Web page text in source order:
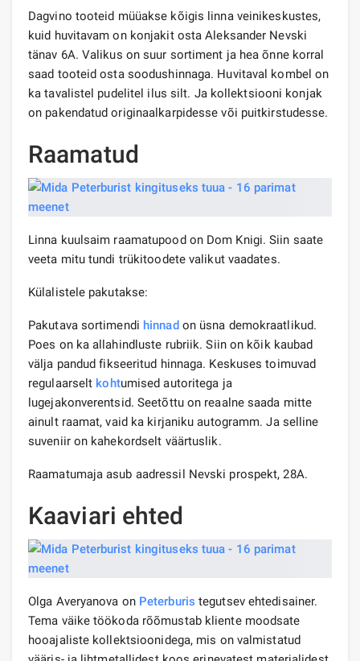
Dagvino tooteid müüakse kõigis linna veinikeskustes,
kuid huvitavam on konjakit osta Aleksander Nevski
tänav 6A. Valikus on suur sortiment ja hea õnne korral
saad tooteid osta soodushinnaga. Huvitaval kombel on
ka tavalistel pudelitel ilus silt. Ja kollektsiooni konjak
on pakendatud originaalkarpidesse või puitkirstudesse.
Raamatud
Linna kuulsaim raamatupood on Dom Knigi. Siin saate
veeta mitu tundi trükitoodete valikut vaadates.
Külalistele pakutakse:
Pakutava sortimendi hinnadon üsna demokraatlikud.
Poes on ka allahindluste rubriik. Siin on kõik kaubad
välja pandud fikseeritud hinnaga. Keskuses toimuvad
regulaarselt kohtumised autoritega ja
lugejakonverentsid. Seetõttu on reaalne saada mitte
ainult raamat, vaid ka kirjaniku autogramm. Ja selline
suveniir on kahekordselt väärtuslik.
Raamatumaja asub aadressil Nevski prospekt, 28A.
Kaaviari ehted
Olga Averyanova on Peterburis tegutsev ehtedisainer.
Tema väike töökoda rõõmustab kliente moodsate
hooajaliste kollektsioonidega, mis on valmistatud